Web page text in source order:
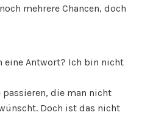
mehrere Chancen, doch
eine Antwort? Ich bin nicht
die man nicht
Doch ist das nicht